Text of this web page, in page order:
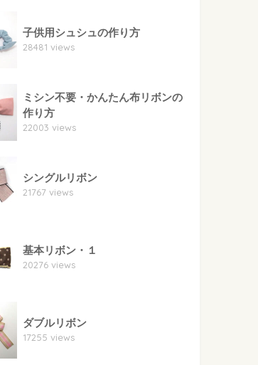
子供用シュシュの作り方
28481 views
ミシン不要・かんたん布リボンの
作り方
22003 views
シングルリボン
21767 views
基本リボン・１
20276 views
ダブルリボン
17255 views